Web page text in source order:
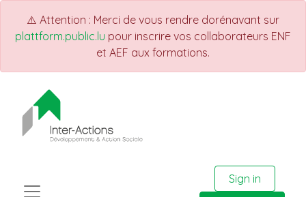
⚠️ Attention : Merci de vous rendre dorénavant sur
plattform.public.lu pour inscrire vos collaborateurs ENF
et AEF aux formations.
Sign in